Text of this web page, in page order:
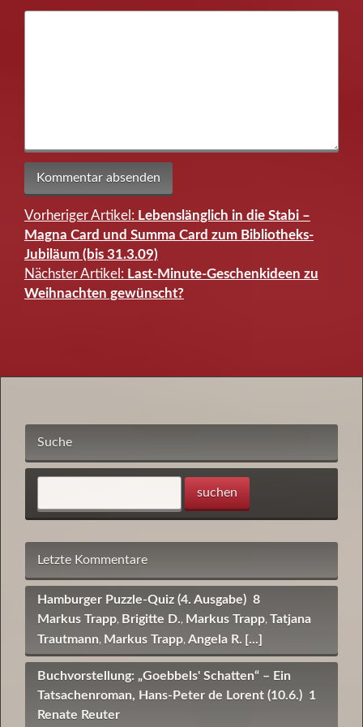
Beitragsnavigation
Vorheriger Artikel: Lebenslänglich in die Stabi –
Magna Card und Summa Card zum Bibliotheks-
Jubiläum (bis 31.3.09)
Nächster Artikel: Last-Minute-Geschenkideen zu
Weihnachten gewünscht?
Suche
Letzte Kommentare
Hamburger Puzzle-Quiz (4. Ausgabe) 8
Markus Trapp, Brigitte D., Markus Trapp, Tatjana
Trautmann, Markus Trapp, Angela R. [...]
Buchvorstellung: „Goebbels' Schatten“ – Ein
Tatsachenroman, Hans-Peter de Lorent (10.6.) 1
Renate Reuter